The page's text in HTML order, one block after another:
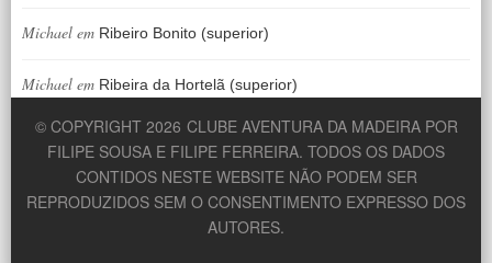
Michael em Ribeiro Bonito (superior)
Michael em Ribeira da Hortelã (superior)
© COPYRIGHT 2026 CLUBE AVENTURA DA MADEIRA POR
FILIPE SOUSA E FILIPE FERREIRA. TODOS OS DADOS
CONTIDOS NESTE WEBSITE NÃO PODEM SER
REPRODUZIDOS SEM O CONSENTIMENTO EXPRESSO DOS
AUTORES.